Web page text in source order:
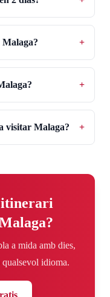
Malaga? +
+
visitar Malaga? +
itinerari
a mida amb dies,
idioma.